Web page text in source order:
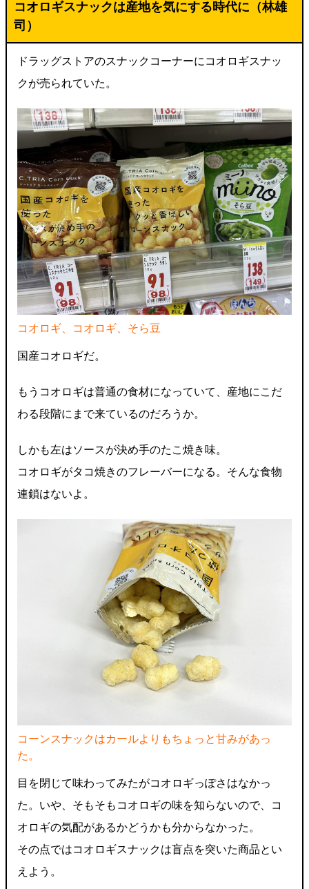
コオロギスナックは産地を気にする時代に（林雄
司）
ドラッグストアのスナックコーナーにコオロギスナッ
クが売られていた。
コオロギ、コオロギ、そら豆
国産コオロギだ。
もうコオロギは普通の食材になっていて、産地にこだ
わる段階にまで来ているのだろうか。
しかも左はソースが決め手のたこ焼き味。
コオロギがタコ焼きのフレーバーになる。そんな食物
連鎖はないよ。
コーンスナックはカールよりもちょっと甘みがあっ
た。
目を閉じて味わってみたがコオロギっぽさはなかっ
た。いや、そもそもコオロギの味を知らないので、コ
オロギの気配があるかどうかも分からなかった。
その点ではコオロギスナックは盲点を突いた商品とい
えよう。